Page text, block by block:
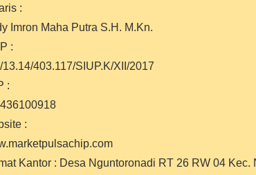
:
Imron Maha Putra S.H. M.Kn.
:
13.14/403.117/SIUP.K/XII/2017
:
:
Kantor : Desa Nguntoronadi RT 26 RW 04 Kec.